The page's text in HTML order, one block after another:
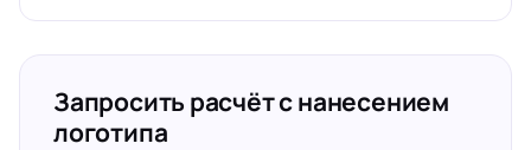
Запросить расчёт с нанесением
логотипа